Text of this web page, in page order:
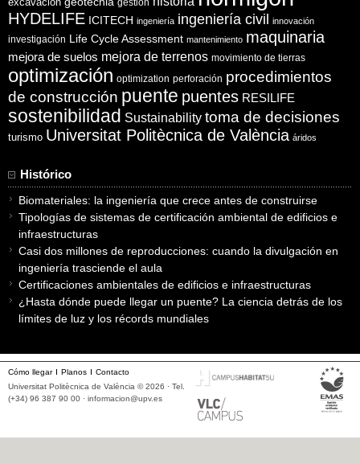
HYDELIFE ICITECH ingeniería ingeniería civil innovación
investigación Life Cycle Assessment mantenimiento maquinaria
mejora de suelos mejora de terrenos movimiento de tierras
optimización optimization perforación procedimientos
de construcción puente puentes RESILIFE
sostenibilidad Sustainability toma de decisiones
turismo Universitat Politècnica de València áridos
Histórico
Biomateriales: la ingeniería que crece antes de construirse
Tipologías de sistemas de certificación ambiental de edificios e
infraestructuras
Casi dos millones de reproducciones: cuando la divulgación en
ingeniería trasciende el aula
Certificaciones ambientales de edificios e infraestructuras
¿Hasta dónde puede llegar un puente? La ciencia detrás de los
límites de luz y los récords mundiales
Cómo llegar Planos
Contacto
Universitat Politècnica de València © 2026 · Tel.
(+34) 96 387 90 00 · informacion@upv.es